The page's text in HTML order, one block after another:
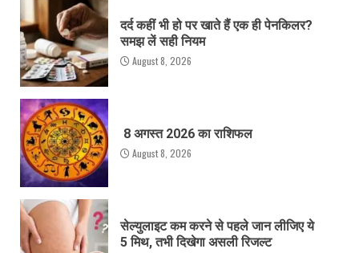
दर्द कहीं भी हो पर खाते हैं एक ही पेनकिलर?
समझ लें सही नियम
August 8, 2026
8 अगस्त 2026 का राशिफल
August 8, 2026
सेल्युलाइट कम करने से पहले जान लीजिए ये
5 मिथ, तभी दिखेगा असली रिजल्ट